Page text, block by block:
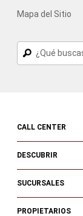
Mapa del Sitio
Buscar
CALL CENTER
DESCUBRIR
SUCURSALES
PROPIETARIOS